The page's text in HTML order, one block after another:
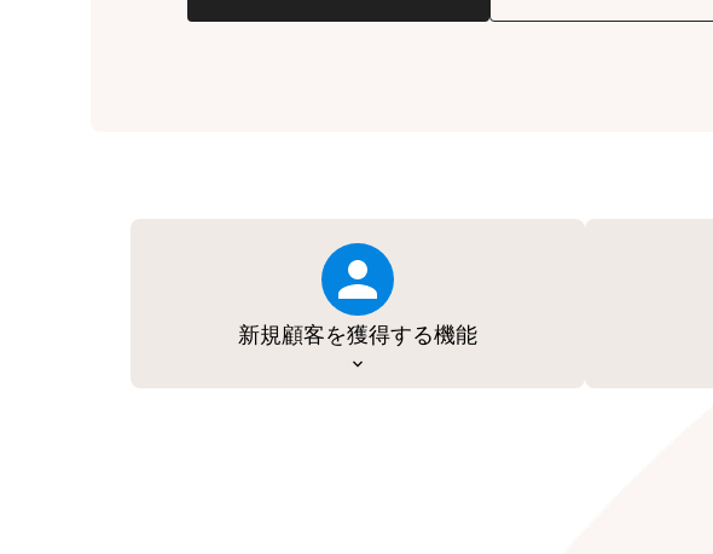
新規顧客を獲得する機能